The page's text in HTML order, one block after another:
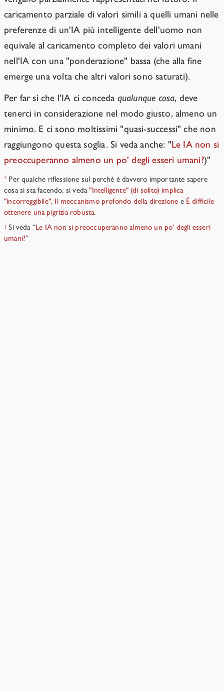
caricamento parziale di valori simili a quelli umani nelle
preferenze di un'IA più intelligente dell'uomo non
equivale al caricamento completo dei valori umani
nell'IA con una "ponderazione" bassa (che alla fine
emerge una volta che altri valori sono saturati).
Per far sì che l'IA ci conceda qualunque cosa, deve
tenerci in considerazione nel modo giusto, almeno un
minimo. E ci sono moltissimi "quasi-successi" che non
raggiungono questa soglia. Si veda anche: "Le IA non si
preoccuperanno almeno un po' degli esseri umani?)"
* Per qualche riflessione sul perché è davvero importante sapere
cosa si sta facendo, si veda"Intelligente" (di solito) implica
"incorreggibile", Il meccanismo profondo della direzione e È difficile
ottenere una pigrizia robusta.
† Si veda “Le IA non si preoccuperanno almeno un po' degli esseri
umani?”